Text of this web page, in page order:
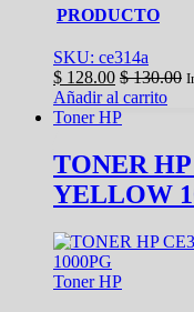
PRODUCTO
SKU: ce314a
$ 128.00 $130.00
Añadir al carrito
Toner HP
TONER HP
YELLOW
Toner HP